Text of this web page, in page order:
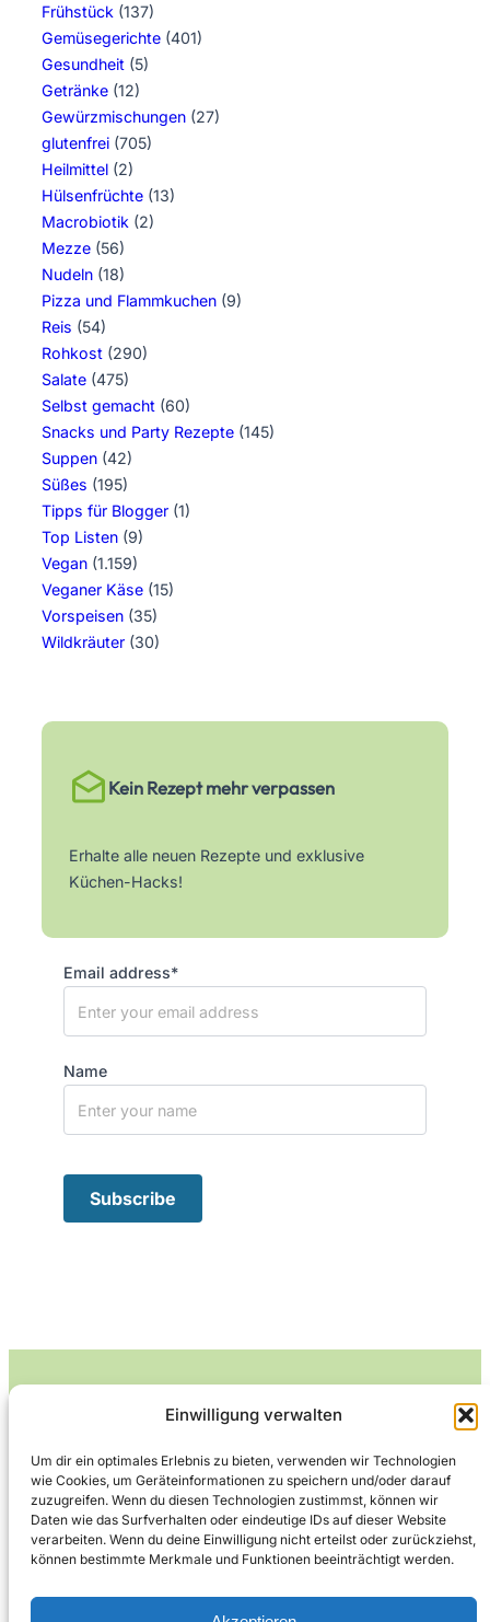
Einwilligung verwalten
Um dir ein optimales Erlebnis zu bieten, verwenden wir Technologien
wie Cookies, um Geräteinformationen zu speichern und/oder darauf
zuzugreifen. Wenn du diesen Technologien zustimmst, können wir
Daten wie das Surfverhalten oder eindeutige IDs auf dieser Website
verarbeiten. Wenn du deine Einwilligung nicht erteilst oder zurückziehst,
können bestimmte Merkmale und Funktionen beeinträchtigt werden.
Frühstück (137)
Gemüsegerichte (401)
Gesundheit (5)
Getränke (12)
Gewürzmischungen (27)
glutenfrei (705)
Heilmittel (2)
Hülsenfrüchte (13)
Macrobiotik (2)
Mezze (56)
Nudeln (18)
Pizza und Flammkuchen (9)
Reis (54)
Rohkost (290)
Salate (475)
Selbst gemacht (60)
Snacks und Party Rezepte (145)
Suppen (42)
Süßes (195)
Tipps für Blogger (1)
Top Listen (9)
Vegan (1.159)
Veganer Käse (15)
Vorspeisen (35)
Wildkräuter (30)
Kein Rezept mehr verpassen
Erhalte alle neuen Rezepte und exklusive
Küchen-Hacks!
Email address*
Name
Leckerlife
Lecker essen – gesund leben.
Kontakt